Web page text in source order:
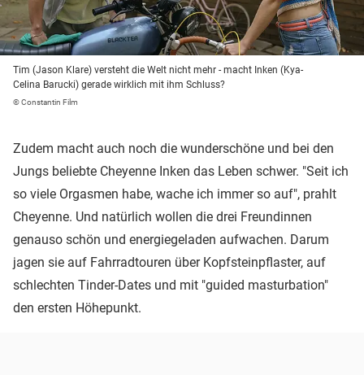
Tim (Jason Klare) versteht die Welt nicht mehr - macht Inken (Kya-
Celina Barucki) gerade wirklich mit ihm Schluss?
© Constantin Film
Zudem macht auch noch die wunderschöne und bei den
Jungs beliebte Cheyenne Inken das Leben schwer. "Seit ich
so viele Orgasmen habe, wache ich immer so auf", prahlt
Cheyenne. Und natürlich wollen die drei Freundinnen
genauso schön und energiegeladen aufwachen. Darum
jagen sie auf Fahrradtouren über Kopfsteinpflaster, auf
schlechten Tinder-Dates und mit "guided masturbation"
den ersten Höhepunkt.